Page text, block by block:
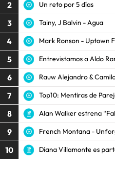
2 Un reto por 5 días
3 Tainy, J Balvin - Agua
4 Mark Ronson - Uptown
5 Entrevistamos a Aldo
6 Rauw Alejandro &
7 Top10: Mentiras de
8 Alan Walker estrena
9 French Montana -
10 Diana Villamonte es